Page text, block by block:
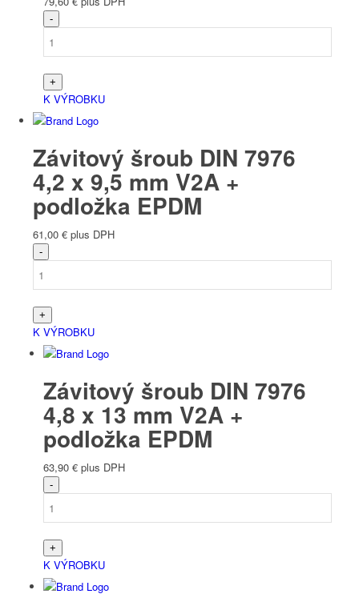
K VÝROBKU
Závitový šroub DIN 7976
4,2 x 9,5 mm V2A +
podložka EPDM
61,00 € plus DPH
K VÝROBKU
Závitový šroub DIN 7976
4,8 x 13 mm V2A +
podložka EPDM
63,90 € plus DPH
K VÝROBKU